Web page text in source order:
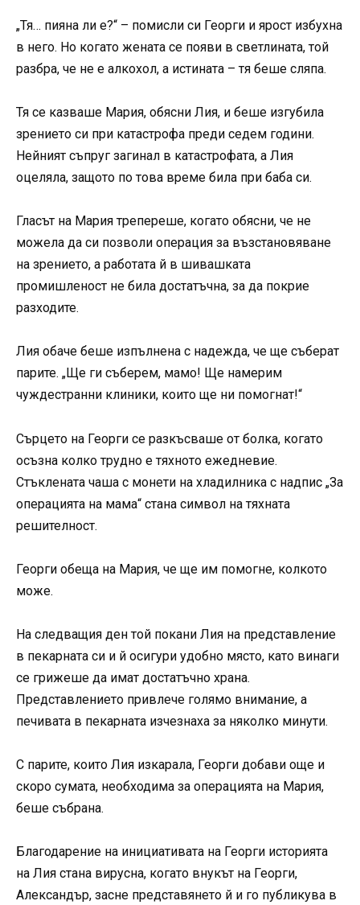
„Тя… пияна ли е?“ – помисли си Георги и ярост избухна
в него. Но когато жената се появи в светлината, той
разбра, че не е алкохол, а истината – тя беше сляпа.
Тя се казваше Мария, обясни Лия, и беше изгубила
зрението си при катастрофа преди седем години.
Нейният съпруг загинал в катастрофата, а Лия
оцеляла, защото по това време била при баба си.
Гласът на Мария трепереше, когато обясни, че не
можела да си позволи операция за възстановяване
на зрението, а работата й в шивашката
промишленост не била достатъчна, за да покрие
разходите.
Лия обаче беше изпълнена с надежда, че ще съберат
парите. „Ще ги съберем, мамо! Ще намерим
чуждестранни клиники, които ще ни помогнат!“
Сърцето на Георги се разкъсваше от болка, когато
осъзна колко трудно е тяхното ежедневие.
Стъклената чаша с монети на хладилника с надпис „За
операцията на мама“ стана символ на тяхната
решителност.
Георги обеща на Мария, че ще им помогне, колкото
може.
На следващия ден той покани Лия на представление
в пекарната си и й осигури удобно място, като винаги
се грижеше да имат достатъчно храна.
Представлението привлече голямо внимание, а
печивата в пекарната изчезнаха за няколко минути.
С парите, които Лия изкарала, Георги добави още и
скоро сумата, необходима за операцията на Мария,
беше събрана.
Благодарение на инициативата на Георги историята
на Лия стана вирусна, когато внукът на Георги,
Александър, засне представянето й и го публикува в